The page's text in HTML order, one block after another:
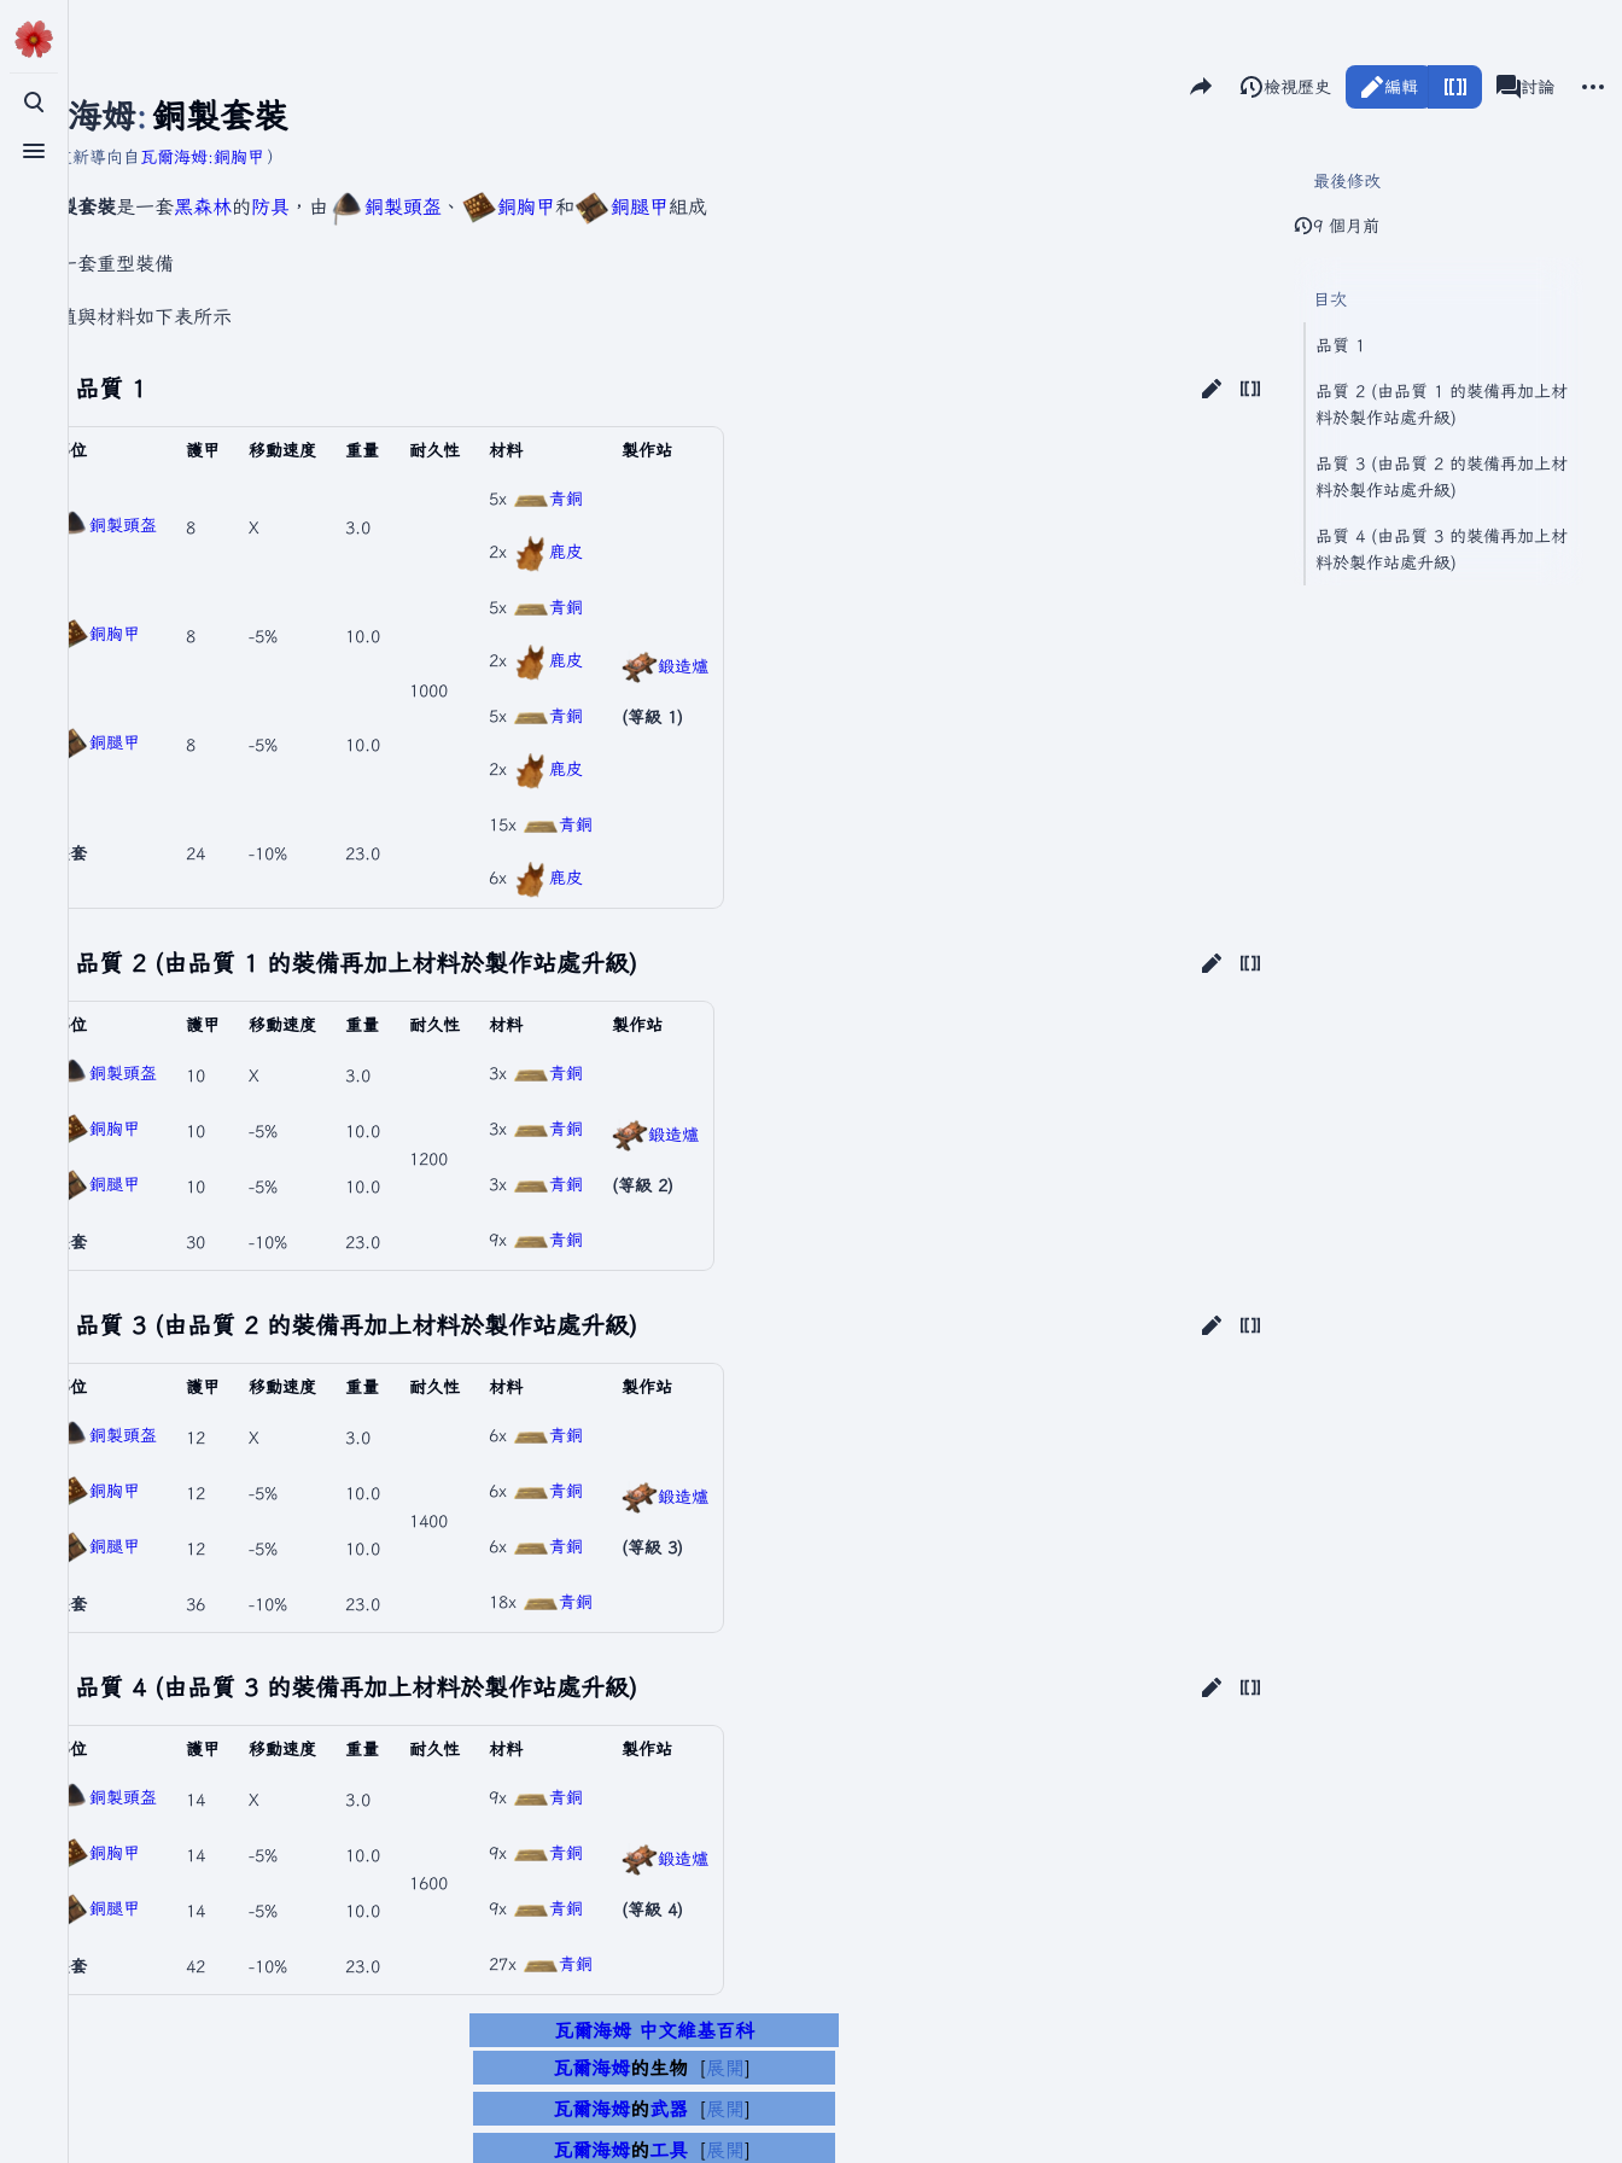
切換搜尋
切換選單
瓦爾海姆:銅製套裝
分享此頁面
視圖閱讀 編輯
檢視歷史 associated-
瓦爾海姆
討論
（重新導向自 瓦爾海姆:銅胸甲 ）
銅製套裝是一套黑森林的防具 ，由 銅製頭盔 、 銅胸甲和 銅腿甲組成
是一套重型裝備
數值與材料如下表所示
品質 1
部位 護甲 移動速度 重量 耐久性 材料 製作站
銅製頭盔 8 X 3.0
1000
5x 青銅
2x 鹿皮
鍛造爐
(等級 1)
銅胸甲 8 -5% 10.0
5x 青銅
2x 鹿皮
銅腿甲 8 -5% 10.0
5x 青銅
2x 鹿皮
整套 24 -10% 23.0
15x 青銅
6x 鹿皮
品質 2 (由品質 1 的裝備再加上材料於製作站處升級)
部位 護甲 移動速度 重量 耐久性 材料 製作站
銅製頭盔 10 X 3.0
1200
3x 青銅
鍛造爐
(等級 2)
銅胸甲 10 -5% 10.0 3x 青銅
銅腿甲 10 -5% 10.0 3x 青銅
整套 30 -10% 23.0 9x 青銅
品質 3 (由品質 2 的裝備再加上材料於製作站處升級)
部位 護甲 移動速度 重量 耐久性 材料 製作站
銅製頭盔 12 X 3.0
1400
6x 青銅
鍛造爐
(等級 3)
銅胸甲 12 -5% 10.0 6x 青銅
銅腿甲 12 -5% 10.0 6x 青銅
整套 36 -10% 23.0 18x 青銅
品質 4 (由品質 3 的裝備再加上材料於製作站處升級)
部位 護甲 移動速度 重量 耐久性 材料 製作站
銅製頭盔 14 X 3.0
1600
9x 青銅
鍛造爐
(等級 4)
銅胸甲 14 -5% 10.0 9x 青銅
銅腿甲 14 -5% 10.0 9x 青銅
整套 42 -10% 23.0 27x 青銅
瓦爾海姆 中文維基百科
瓦爾海姆的生物
展開
瓦爾海姆的武器
展開
瓦爾海姆的工具 展開
最後修改
9 個月前
目次
品質 1
品質 2 (由品質 1 的裝備再加上材
料於製作站處升級)
品質 3 (由品質 2 的裝備再加上材
料於製作站處升級)
品質 4 (由品質 3 的裝備再加上材
料於製作站處升級)